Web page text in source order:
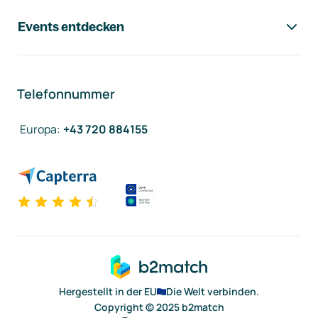
Events entdecken
Telefonnummer
Europa: +43 720 884155
Hergestellt in der EU
Die Welt verbinden.
Copyright © 2025 b2match